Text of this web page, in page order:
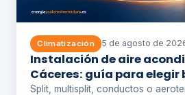
Climatización 5 de agosto de
Instalación de aire
Cáceres: guía para elegir
Split, multisplit, conductos o